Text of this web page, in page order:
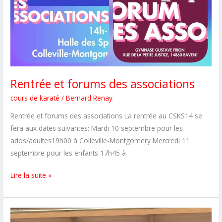
Rentrée et forums des associations
cours de karaté /Bernard Renay
Rentrée et forums des associations La rentrée au CSKS14 se
fera aux dates suivantes: Mardi 10 septembre pour les
ados/adultes19h00 à Colleville-Montgomery Mercredi 11
septembre pour les enfants 17h45 à
Rentrée
forums
des
Lire la suite »